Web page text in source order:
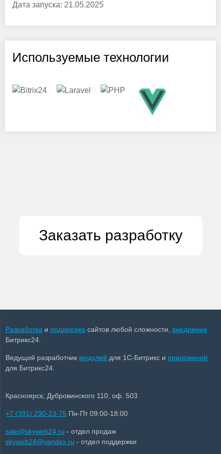
Дата запуска: 21.05.2025
Используемые технологии
Заказать разработку
Разработка и поддержка сайтов любой сложности, внедрение
Битрикс24.
Ведущий разработчик модулей для 1С-Битрикс и приложений
для Битрикс24.
Красноярск, Дубровинского 110, оф. 503
+7 (391) 290-23-75 Пн-Пт 09:00-18:00
sale@skyweb24.ru - отдел продаж
skyweb24@yandex.ru - отдел поддержки